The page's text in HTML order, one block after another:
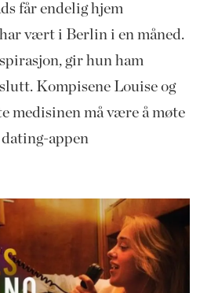
får endelig hjem
vært i Berlin i en måned.
gir hun ham
Kompisene Louise og
medisinen må være å møte
appen